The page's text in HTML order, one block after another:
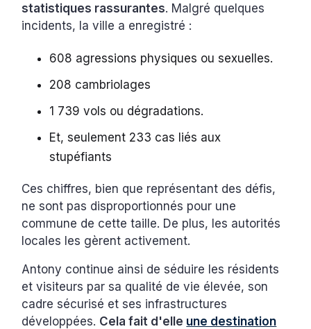
statistiques rassurantes. Malgré quelques
incidents, la ville a enregistré :
608 agressions physiques ou sexuelles.
208 cambriolages
1 739 vols ou dégradations.
Et, seulement 233 cas liés aux
stupéfiants
Ces chiffres, bien que représentant des défis,
ne sont pas disproportionnés pour une
commune de cette taille. De plus, les autorités
locales les gèrent activement.
Antony continue ainsi de séduire les résidents
et visiteurs par sa qualité de vie élevée, son
cadre sécurisé et ses infrastructures
développées. Cela fait d'elle une destination